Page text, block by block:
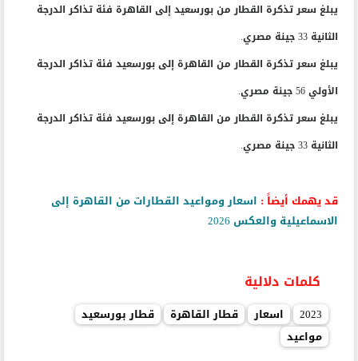
يبلغ سعر تذكرة القطار من بورسعيد إلى القاهرة فئة تذاكر الدرجة
الثانية 33 جينة مصري.
يبلغ سعر تذكرة القطار من القاهرة إلى بورسعيد فئة تذاكر الدرجة
الأولي 56 جينة مصري.
يبلغ سعر تذكرة القطار من القاهرة إلى بورسعيد فئة تذاكر الدرجة
الثانية 33 جينة مصري.
قد يهمك أيضاً : اسعار ومواعيد القطارات من القاهرة إلى
الاسماعيلية والعكس 2026
كلمات دلالية
2023 اسعار قطار القاهرة
قطار بورسعيد
مواعيد